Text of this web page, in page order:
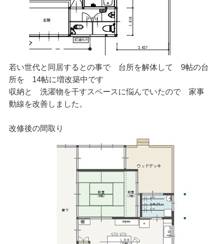
若い世代と同居するとの事で 台所を解体して 9帖の台
所を 14帖に増改築中です
収納と 洗濯物を干すスペースに悩んでいたので 家事
動線を改善しました。
改修後の間取り